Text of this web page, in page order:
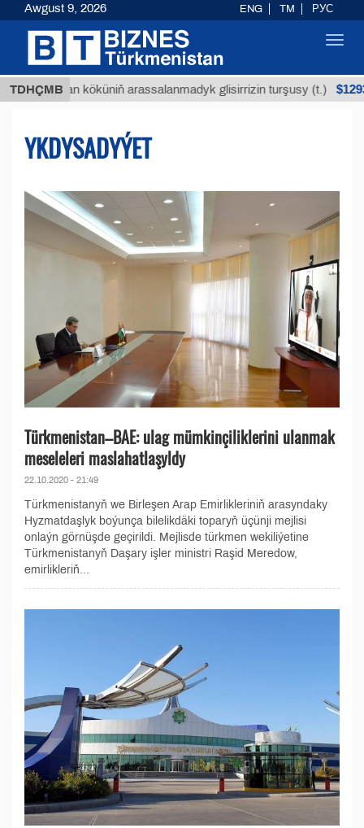
TDHÇMB
köküniň arassalanmadyk glisirrizin turşusy (t.) $12935,18
YKDYSADYÝET
Türkmenistan–BAE: ulag mümkinçiliklerini ulanmak
meseleleri maslahatlaşyldy
22.10.2020 - 21:49
Türkmenistanyň we Birleşen Arap Emirlikleriniň arasyndaky
Hyzmatdaşlyk boýunça bilelikdäki toparyň üçünji mejlisi
onlaýn görnüşde geçirildi. Mejlisde türkmen wekiliýetine
Türkmenistanyň Daşary işler ministri Raşid Meredow,
emirlikleriň...
Awgust 9, 2026 ENG TM РУС